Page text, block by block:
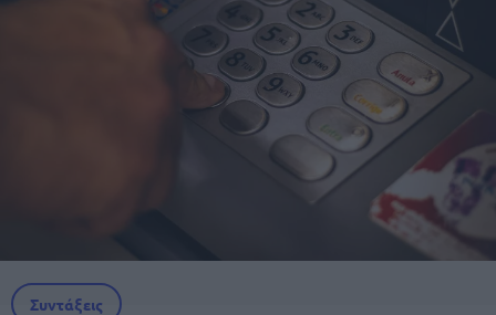
Συντάξεις